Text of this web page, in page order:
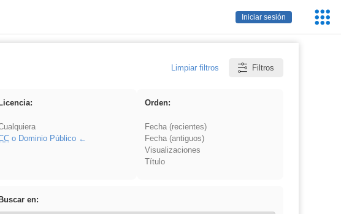
Iniciar sesión
Limpiar filtros Filtros
Licencia:
o Dominio Público
Orden:
Fecha (recientes)
Fecha (antiguos)
Visualizaciones
Título
Buscar en: